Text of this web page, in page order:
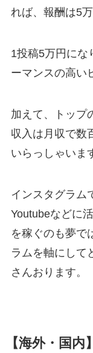
れば、報酬は5
1投稿5万円にな
ーマンスの高い
加えて、トップ
収入は月収で数
いらっしゃいま
インスタグラム
Youtubeなどに
を稼ぐのも夢で
ラムを軸にして
さんおります。
【海外・国